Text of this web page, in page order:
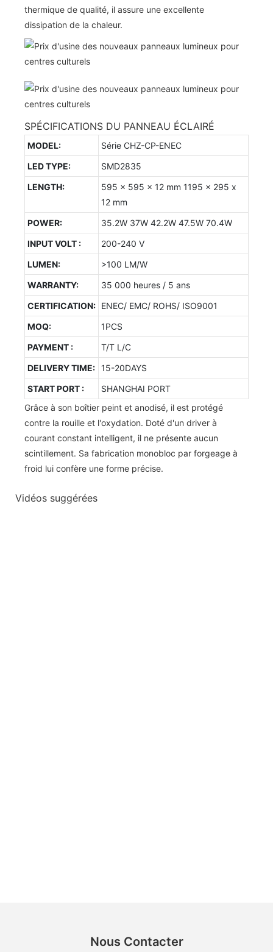
thermique de qualité, il assure une excellente
dissipation de la chaleur.
SPÉCIFICATIONS DU PANNEAU ÉCLAIRÉ
MODEL:
Série CHZ-CP-ENEC
LED TYPE:
SMD2835
LENGTH:
595 x 595 x 12 mm 1195 x 295 x
12 mm
POWER:
35.2W 37W 42.2W 47.5W 70.4W
INPUT VOLT :
200-240 V
LUMEN:
>100 LM/W
WARRANTY:
35 000 heures / 5 ans
CERTIFICATION: ENEC/ EMC/ ROHS/ ISO9001
MOQ:
1PCS
PAYMENT :
T/T L/C
DELIVERY TIME: 15-20DAYS
START PORT :
SHANGHAI PORT
Grâce à son boîtier peint et anodisé, il est protégé
contre la rouille et l'oxydation. Doté d'un driver à
courant constant intelligent, il ne présente aucun
scintillement. Sa fabrication monobloc par forgeage à
froid lui confère une forme précise.
Vidéos suggérées
Nous Contacter